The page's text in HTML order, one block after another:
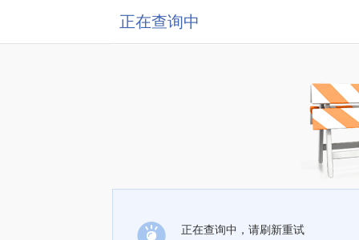
正在查询中
正在查询中，请刷新重试